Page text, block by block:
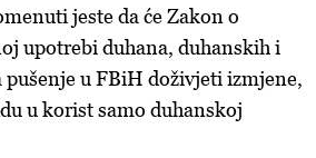
jeste da će Zakon o
upotrebi duhana, duhanskih i
pušenje u FBiH doživjeti izmjene,
u korist samo duhanskoj